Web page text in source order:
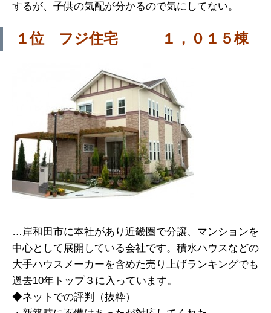
するが、子供の気配が分かるので気にしてない。
１位 フジ住宅 １，０１５棟
…岸和田市に本社があり近畿圏で分譲、マンションを
中心として展開している会社です。積水ハウスなどの
大手ハウスメーカーを含めた売り上げランキングでも
過去10年トップ３に入っています。
◆ネットでの評判（抜粋）